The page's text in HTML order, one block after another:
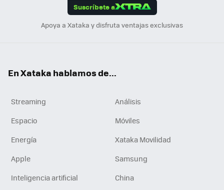
Suscríbete a
Apoya a Xataka y disfruta ventajas exclusivas
En Xataka hablamos de...
Streaming
Análisis
Espacio
Móviles
Energía
Xataka Movilidad
Apple
Samsung
Inteligencia artificial
China